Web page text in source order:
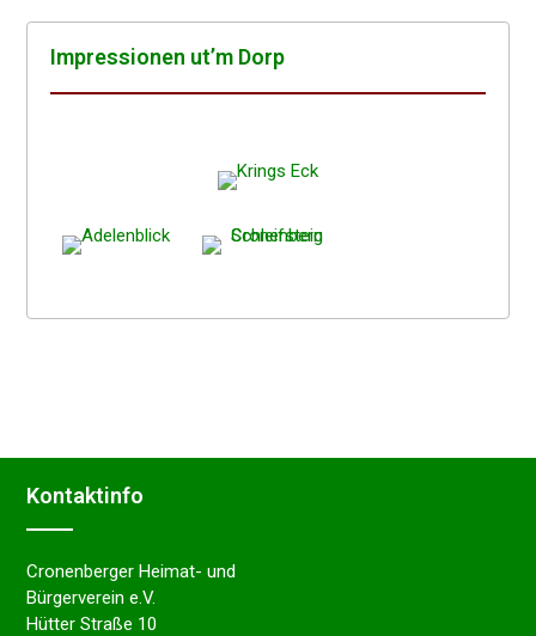
Impres­sio­nen ut’m Dorp
Kontakt­in­fo
Cronenberger Heimat- und
Bürgerverein e.V.
Hütter Straße 10